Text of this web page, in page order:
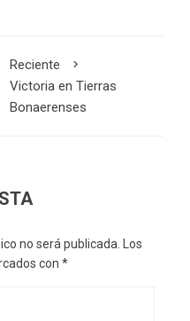
Reciente
Victoria en Tierras
Bonaerenses
no será publicada.
Los
con *